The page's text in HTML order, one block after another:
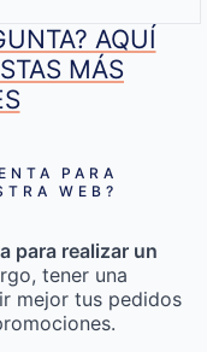
AQUÍ
MÁS
PARA
WEB?
para realizar un
tener una
mejor tus pedidos